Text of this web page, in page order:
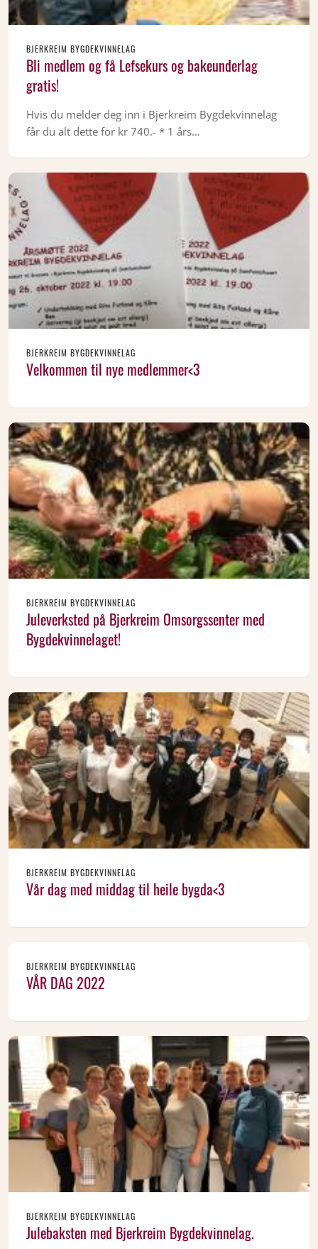
BJERKREIM BYGDEKVINNELAG
Bli medlem og få Lefsekurs og bakeunderlag
gratis!
Hvis du melder deg inn i Bjerkreim Bygdekvinnelag
får du alt dette for kr 740.- * 1 års…
BJERKREIM BYGDEKVINNELAG
Velkommen til nye medlemmer<3
BJERKREIM BYGDEKVINNELAG
Juleverksted på Bjerkreim Omsorgssenter med
Bygdekvinnelaget!
BJERKREIM BYGDEKVINNELAG
Vår dag med middag til heile bygda<3
BJERKREIM BYGDEKVINNELAG
VÅR DAG 2022
BJERKREIM BYGDEKVINNELAG
Julebaksten med Bjerkreim Bygdekvinnelag.